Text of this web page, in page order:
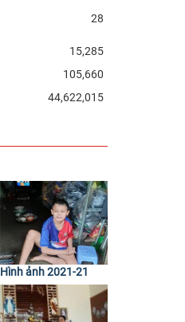
28
15,285
105,660
44,622,015
Hình ảnh 2021-21